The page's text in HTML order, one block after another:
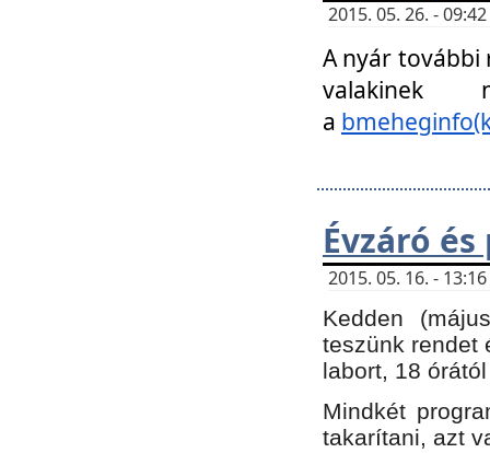
2015. 05. 26. -
A nyár további
a
Évzáró
2015. 05. 16. -
Kedden
teszünk rendet
labort, 18
Mindkét
takarítani, azt